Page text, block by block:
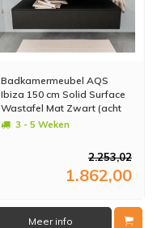
Badkamermeubel AQS
Ibiza 150 cm Solid Surface
Wastafel Mat Zwart (acht
varianten)
3 - 5 Weken
2.253,02
1.862,00
Meer info